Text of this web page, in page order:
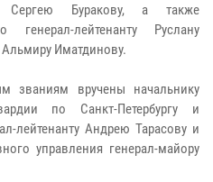
Сергею Буракову, а также
генерал-лейтенанту Руслану
Иматдинову.
званиям вручены начальнику
по Санкт-Петербургу и
лейтенанту Андрею Тарасову и
управления генерал-майору